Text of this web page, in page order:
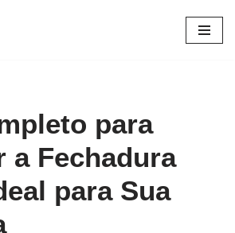
para
a Fechadura
para Sua